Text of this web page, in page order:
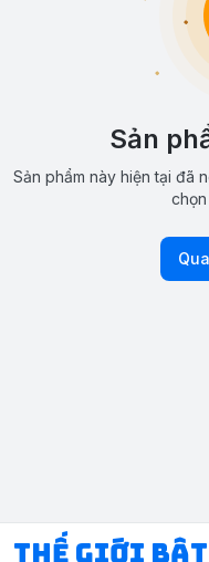
Sản
Sản phẩm này hiện tại đã
Thế Giới